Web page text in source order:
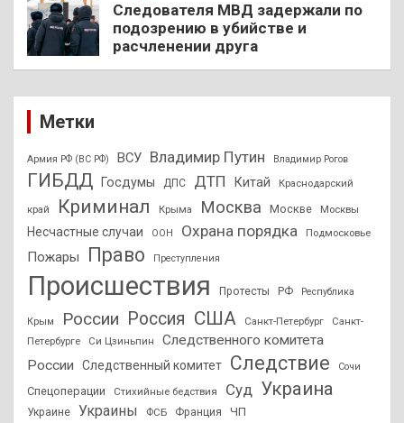
Следователя МВД задержали по
подозрению в убийстве и
расчленении друга
Метки
Армия РФ (ВС РФ) ВСУ Владимир Путин Владимир Рогов
ГИБДД Госдумы ДПС ДТП Китай Краснодарский
край Криминал Крыма Москва Москве Москвы
Несчастные случаи ООН Охрана порядка Подмосковье
Пожары Право Преступления
Происшествия Протесты РФ Республика
Крым России Россия США Санкт-Петербург
Санкт-
Петербурге
Си Цзиньпин
Следственного комитета
России
Следственный комитет Следствие Сочи
Спецоперации Стихийные бедствия Суд Украина
Украине Украины ФСБ Франция ЧП